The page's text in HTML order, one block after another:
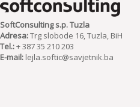
SoftConsulting s.p. Tuzla
Adresa:Trg slobode 16, Tuzla, BiH
Tel.:+ 387 35 210 203
E-mail: lejla.softic@savjetnik.ba